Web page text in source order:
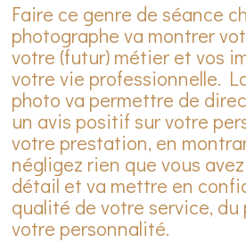
Faire ce genre de séance
photographe va montrer
votre (futur) métier et vos
votre vie professionnelle.
photo va permettre de
un avis positif sur votre
votre prestation, en
négligez rien que vous
détail et va mettre en
qualité de votre service,
votre personnalité.